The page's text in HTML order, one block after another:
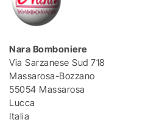
Nara Bomboniere
Via Sarzanese Sud 718
Massarosa-Bozzano
55054 Massarosa
Lucca
Italia